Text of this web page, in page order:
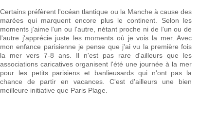
Certains préfèrent l'océan tlantique ou la Manche à cause des
marées qui marquent encore plus le continent. Selon les
moments j'aime l'un ou l'autre, nétant proche ni de l'un ou de
l'autre j'apprécie juste les moments où je vois la mer. Avec
mon enfance parisienne je pense que j'ai vu la première fois
la mer vers 7-8 ans. Il n'est pas rare d'ailleurs que les
associations caricatives organisent l'été une journée à la mer
pour les petits parisiens et banlieusards qui n'ont pas la
chance de partir en vacances. C'est d'ailleurs une bien
meilleure initiative que Paris Plage.